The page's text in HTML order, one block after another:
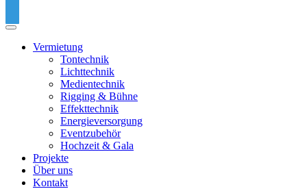
Vermietung
Tontechnik
Lichttechnik
Medientechnik
Rigging & Bühne
Effekttechnik
Energieversorgung
Eventzubehör
Hochzeit & Gala
Projekte
Über uns
Kontakt